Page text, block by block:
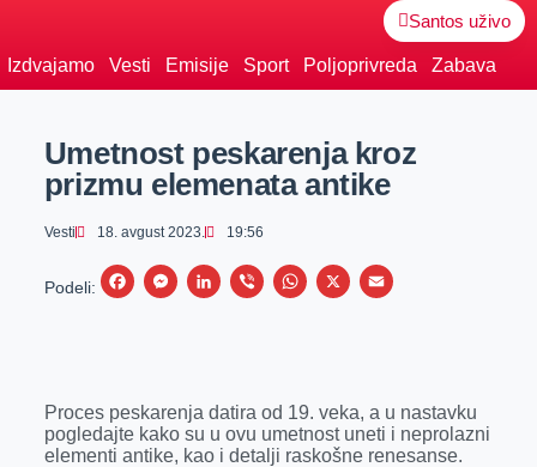
Santos uživo
Izdvajamo Vesti Emisije Sport Poljoprivreda Zabava
Umetnost peskarenja kroz
prizmu elemenata antike
Vesti 18. avgust 2023. 19:56
Podeli:
F
b
o
M
e
n
L
e
d
V
r
W
s
A
X
E
l
Proces peskarenja datira od 19. veka, a u nastavku
pogledajte kako su u ovu umetnost uneti i neprolazni
elementi antike, kao i detalji raskošne renesanse.